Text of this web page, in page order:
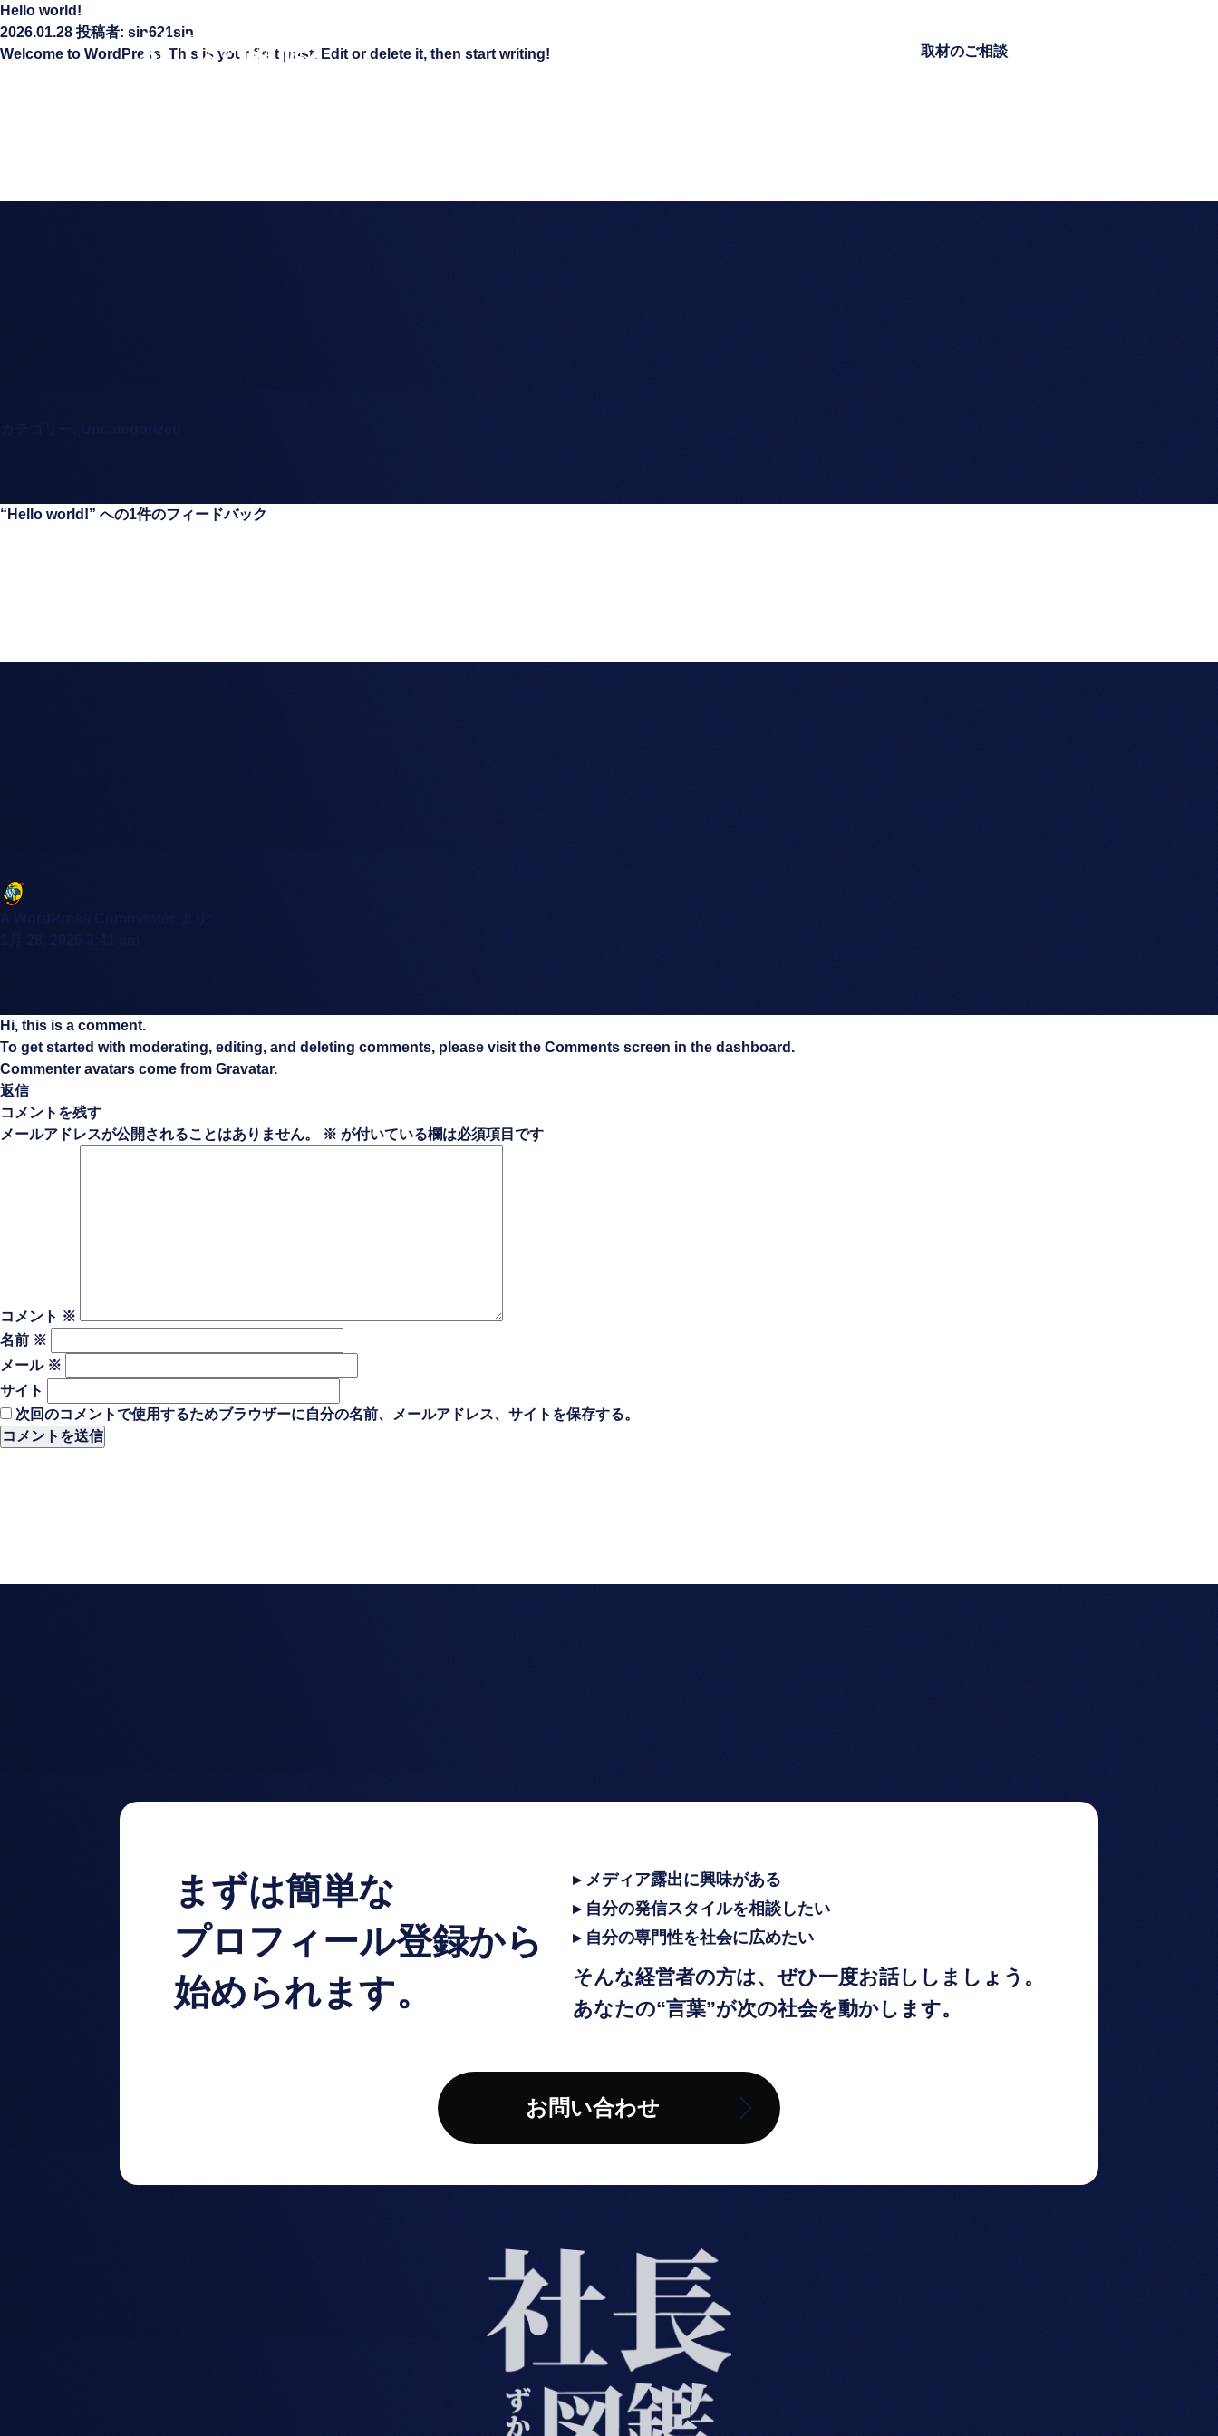
取材のご相談
Hello world!
2026.01.28 投稿者: sin621sin
Welcome to WordPress. This is your first post. Edit or delete it, then start writing!
カテゴリー: Uncategorized
“Hello world!” への1件のフィードバック
A WordPress Commenter
1月 28, 2026 3:41 am
Hi, this is a comment.
To get started with moderating, editing, and deleting comments, please visit the Comments screen in the dashboard.
Commenter avatars come from Gravatar.
返信
コメントを残す
メールアドレスが公開されることはありません。
※ が付いている欄は必須項目です
コメント ※
名前 ※
メール ※
サイト
次回のコメントで使用するためブラウザーに自分の名前、メールアドレス、サイトを保存する。
まずは簡単な
プロフィール登録から
始められます。
▸ メディア露出に興味がある
▸ 自分の発信スタイルを相談したい
▸ 自分の専門性を社会に広めたい
そんな経営者の方は、ぜひ一度お話ししましょう。
あなたの“言葉”が次の社会を動かします。
お問い合わせ